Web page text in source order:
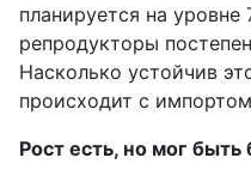
планируется на уровне
репродукторы
Насколько устойчив
происходит с
Рост есть, но мог быть